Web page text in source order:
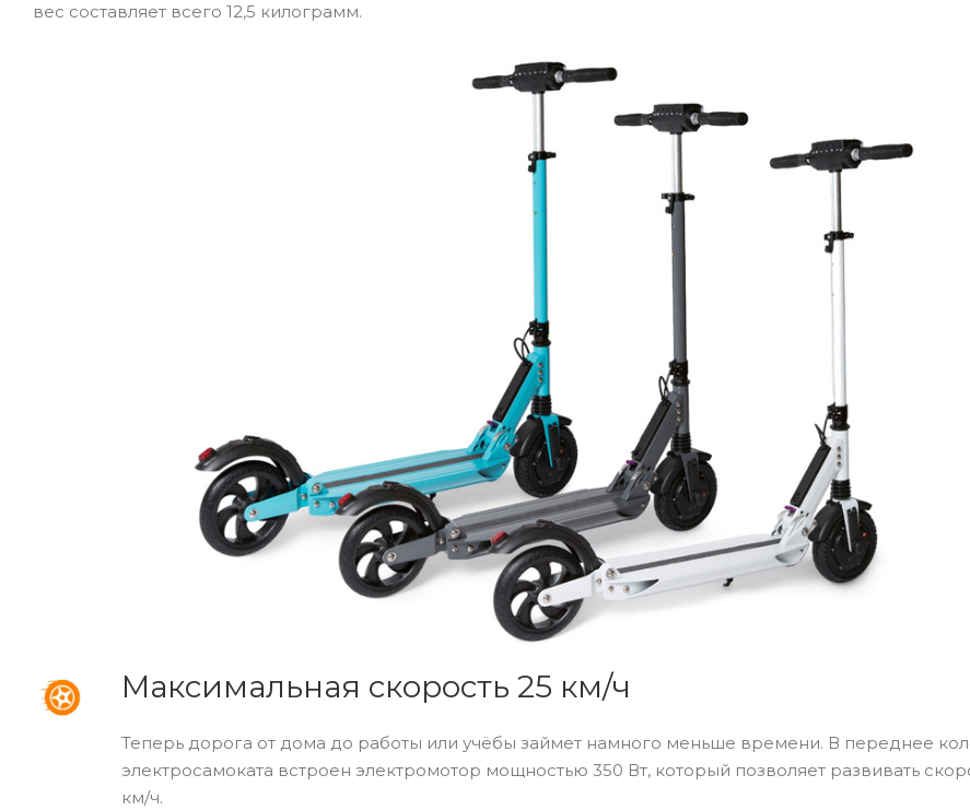
вес составляет всего 12,5 килограмм.
Максимальная скорость 25 км/ч
Теперь дорога от дома до работы или учёбы займет намного меньше времени. В переднее
электросамоката встроен электромотор мощностью 350 Вт, который позволяет развивать
км/ч.